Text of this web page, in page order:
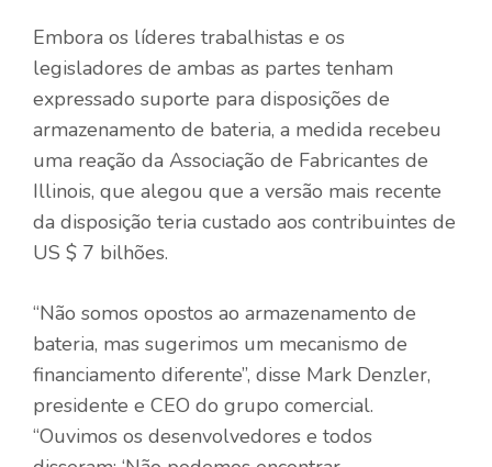
Embora os líderes trabalhistas e os
legisladores de ambas as partes tenham
expressado suporte para disposições de
armazenamento de bateria, a medida recebeu
uma reação da Associação de Fabricantes de
Illinois, que alegou que a versão mais recente
da disposição teria custado aos contribuintes de
US $ 7 bilhões.
“Não somos opostos ao armazenamento de
bateria, mas sugerimos um mecanismo de
financiamento diferente”, disse Mark Denzler,
presidente e CEO do grupo comercial.
“Ouvimos os desenvolvedores e todos